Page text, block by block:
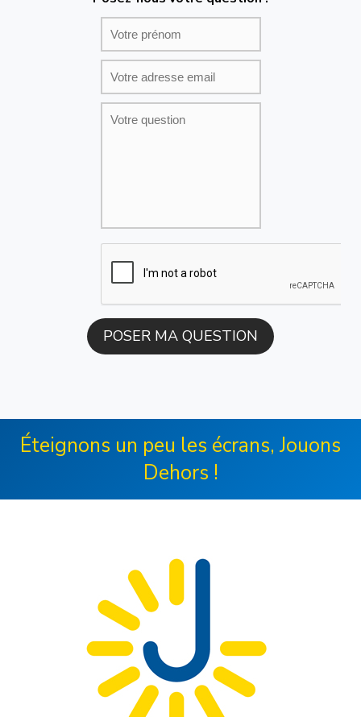
Éteignons un peu les écrans, Jouons
Dehors !